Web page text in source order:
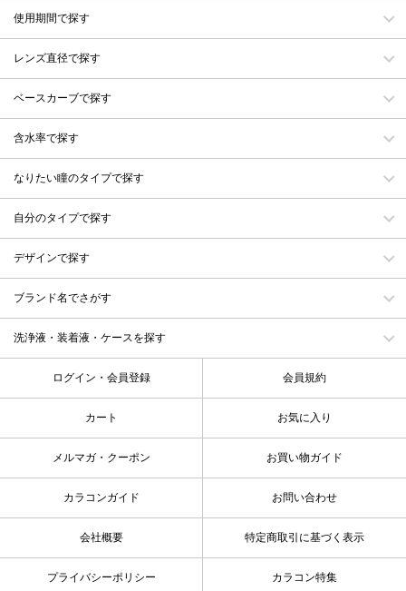
使用期間で探す
レンズ直径で探す
ベースカーブで探す
含水率で探す
なりたい瞳のタイプで探す
自分のタイプで探す
デザインで探す
ブランド名でさがす
洗浄液・装着液・ケースを探す
ログイン・会員登録 会員規約
カート お気に入り
メルマガ・クーポン お買い物ガイド
カラコンガイド お問い合わせ
会社概要 特定商取引に基づく表示
プライバシーポリシー カラコン特集